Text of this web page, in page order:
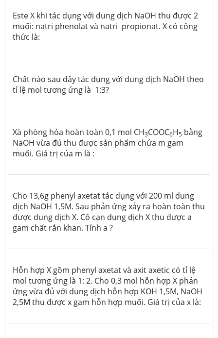
Este X khi tác dụng với dung dịch NaOH thu được 2
muối: natri phenolat và natri propionat. X có công
thức là:
Chất nào sau đây tác dụng với dung dịch NaOH theo
tỉ lệ mol tương ứng là 1:3?
Xà phòng hóa hoàn toàn 0,1 mol CH3COOC6H5 bằng
NaOH vừa đủ thu được sản phẩm chứa m gam
muối. Giá trị của m là :
Cho 13,6g phenyl axetat tác dụng với 200 ml dung
dịch NaOH 1,5M. Sau phản ứng xảy ra hoàn toàn thu
được dung dịch X. Cô cạn dung dịch X thu được a
gam chất rắn khan. Tính a ?
Hỗn hợp X gồm phenyl axetat và axit axetic có tỉ lệ
mol tương ứng là 1: 2. Cho 0,3 mol hỗn hợp X phản
ứng vừa đủ với dung dịch hỗn hợp KOH 1,5M, NaOH
2,5M thu được x gam hỗn hợp muối. Giá trị của x là: